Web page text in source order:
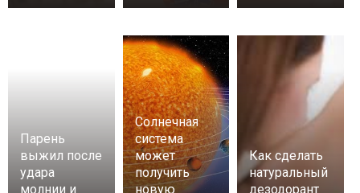
Парень
выжил после
удара
молнии и
Солнечная
система
может
получить
новую
Как сделать
натуральный
дезодорант